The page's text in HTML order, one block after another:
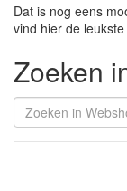
Dat is nog eens
vind hier de
Zoeken